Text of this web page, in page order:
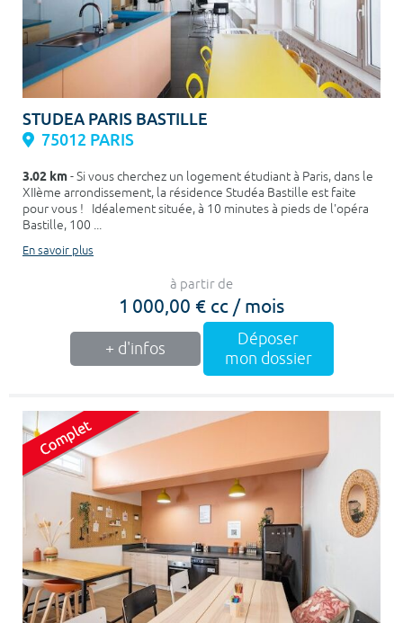
Votre date d'entrée
Chercher
STUDEA PARIS BASTILLE
75012 PARIS
3.02 km- Si vous cherchez un logement étudiant à Paris, dans le
XIIème arrondissement, la résidence Studéa Bastille est faite
pour vous ! Idéalement située, à 10 minutes à pieds de l'opéra
Bastille, 100 ...
En savoir plus
à partir de
1 000,00 € cc / mois
+ d'infos
Déposer
mon dossier